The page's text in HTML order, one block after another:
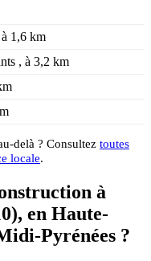
1,6 km
, à 3,2 km
delà ? Consultez toutes
locale.
à
en Haute-
Pyrénées ?